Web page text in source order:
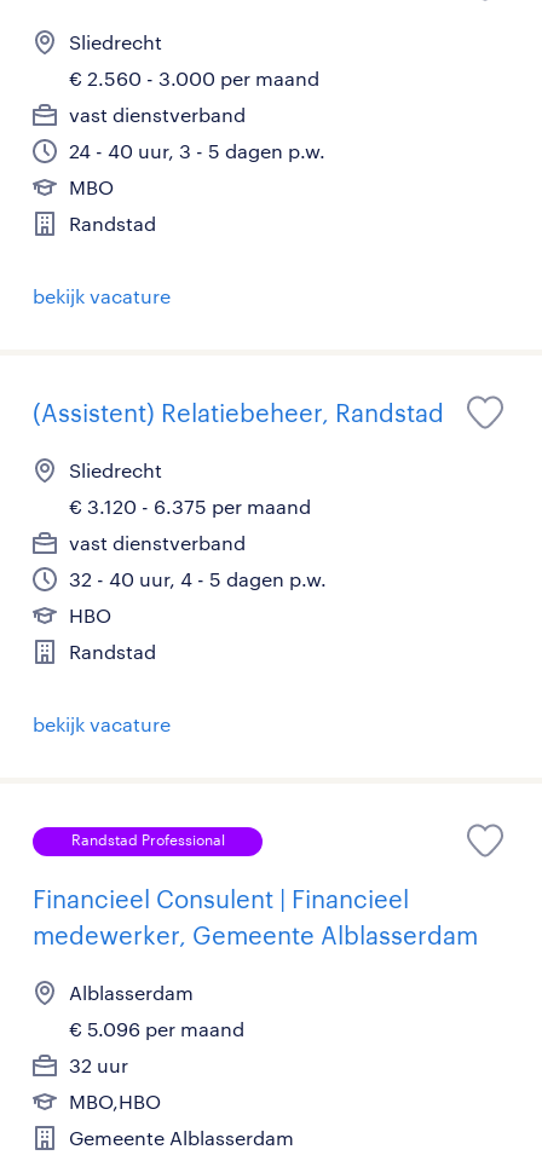
Sliedrecht
€ 2.560 - 3.000 per maand
vast dienstverband
24 - 40 uur, 3 - 5 dagen p.w.
MBO
Randstad
bekijk vacature
(Assistent) Relatiebeheer, Randstad
Sliedrecht
€ 3.120 - 6.375 per maand
vast dienstverband
32 - 40 uur, 4 - 5 dagen p.w.
HBO
Randstad
bekijk vacature
Randstad Professional
Financieel Consulent | Financieel
medewerker, Gemeente Alblasserdam
Alblasserdam
€ 5.096 per maand
32 uur
MBO,HBO
Gemeente Alblasserdam